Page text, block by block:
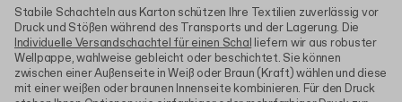
Stabile Schachteln aus Karton schützen Ihre Textilien zuverlässig vor
Druck und Stößen während des Transports und der Lagerung. Die
Individuelle Versandschachtel für einen Schal liefern wir aus robuster
Wellpappe, wahlweise gebleicht oder beschichtet. Sie können
zwischen einer Außenseite in Weiß oder Braun (Kraft) wählen und diese
mit einer weißen oder braunen Innenseite kombinieren. Für den Druck